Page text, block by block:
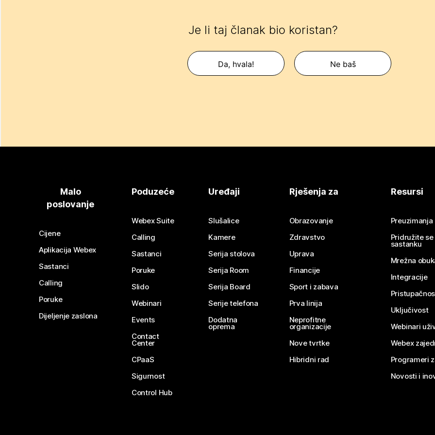
Je li taj članak bio koristan?
Da, hvala! Ne baš
Malo
poslovanje
Cijene
Aplikacija Webex
Sastanci
Calling
Poruke
Dijeljenje zaslona
Poduzeće
Webex Suite
Calling
Sastanci
Poruke
Slido
Webinari
Events
Contact
Center
CPaaS
Sigurnost
Control Hub
Uređaji
Slušalice
Kamere
Serija stolova
Serija Room
Serija Board
Serije telefona
Dodatna
oprema
Rješenja za
Obrazovanje
Zdravstvo
Uprava
Financije
Sport i zabava
Prva linija
Neprofitne
organizacije
Nove tvrtke
Hibridni rad
Resursi
Preuzimanja
Pridružite
sastanku
Mrežna
Integracije
Uključivost
Webinari
Webex
Programeri
Novosti i